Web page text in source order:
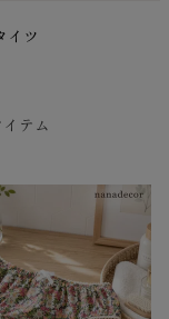
イツ
テム